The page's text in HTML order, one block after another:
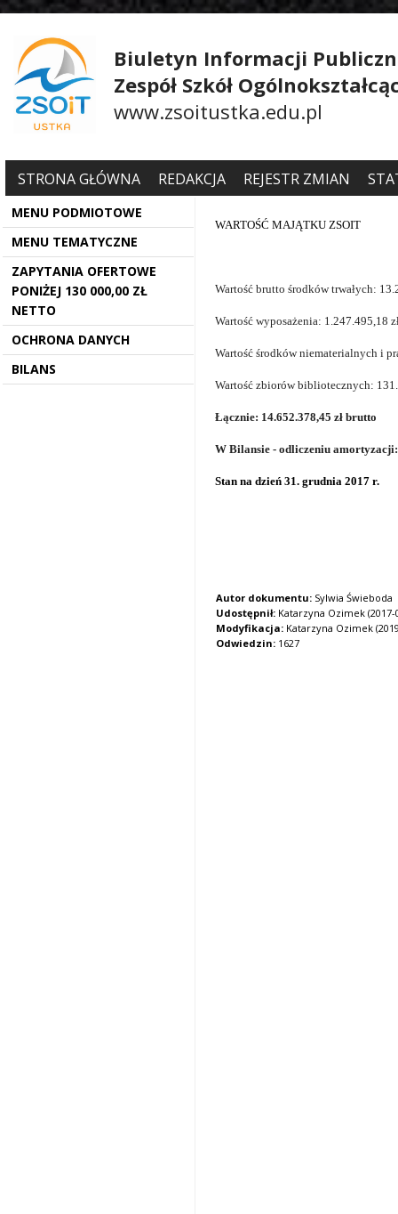
Biuletyn Informacji
Zespół Szkół
www.zsoitustka.edu.pl
STRONA GŁÓWNA REDAKCJA REJESTR ZMIAN
MENU PODMIOTOWE
MENU TEMATYCZNE
ZAPYTANIA OFERTOWE
PONIŻEJ 130 000,00 ZŁ
NETTO
OCHRONA DANYCH
BILANS
WARTOŚĆ MAJĄTKU ZSOIT
Wartość brutto środków trwałych:
Wartość wyposażenia: 1.247.495,18
Wartość środków niematerialnych i
Wartość zbiorów bibliotecznych:
Łącznie: 14.652.378,45 zł brutto
W Bilansie - odliczeniu amortyzacji:
Stan na dzień 31. grudnia 2017 r.
Autor dokumentu: Sylwia Świeboda
Udostępnił: Katarzyna Ozimek (2017-
Modyfikacja: Katarzyna Ozimek
Odwiedzin: 1627